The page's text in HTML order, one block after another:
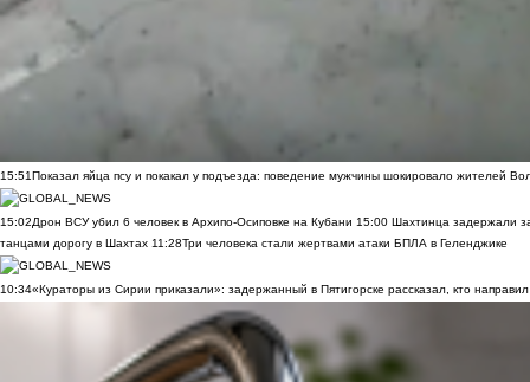
15:51Показал яйца псу и покакал у подъезда: поведение мужчины шокировало жителей
15:02Дрон ВСУ убил 6 человек в Архипо-Осиповке на Кубани 15:00 Шахтинца задержали
танцами дорогу в Шахтах 11:28Три человека стали жертвами атаки БПЛА в Геленджике
10:34«Кураторы из Сирии приказали»: задержанный в Пятигорске рассказал, кто направил